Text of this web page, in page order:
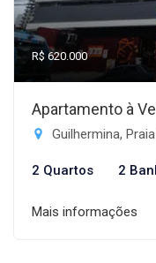
R$ 620.000
Apartamento à
Guilhermina,
2 Quartos 2
Mais informações